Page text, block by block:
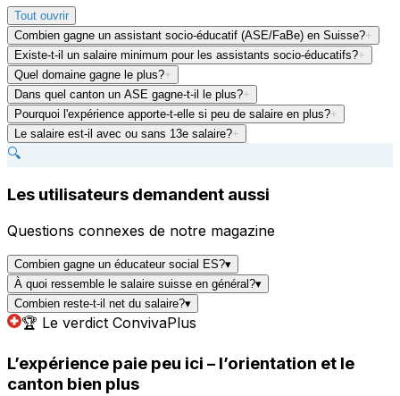
Tout ouvrir
Combien gagne un assistant socio-éducatif (ASE/FaBe) en Suisse?+
Existe-t-il un salaire minimum pour les assistants socio-éducatifs?+
Quel domaine gagne le plus?+
Dans quel canton un ASE gagne-t-il le plus?+
Pourquoi l'expérience apporte-t-elle si peu de salaire en plus?+
Le salaire est-il avec ou sans 13e salaire?+
🔍
Les utilisateurs demandent aussi
Questions connexes de notre magazine
Combien gagne un éducateur social ES?▾
À quoi ressemble le salaire suisse en général?▾
Combien reste-t-il net du salaire?▾
🏆 Le verdict ConvivaPlus
L’expérience paie peu ici – l’orientation et le
canton bien plus